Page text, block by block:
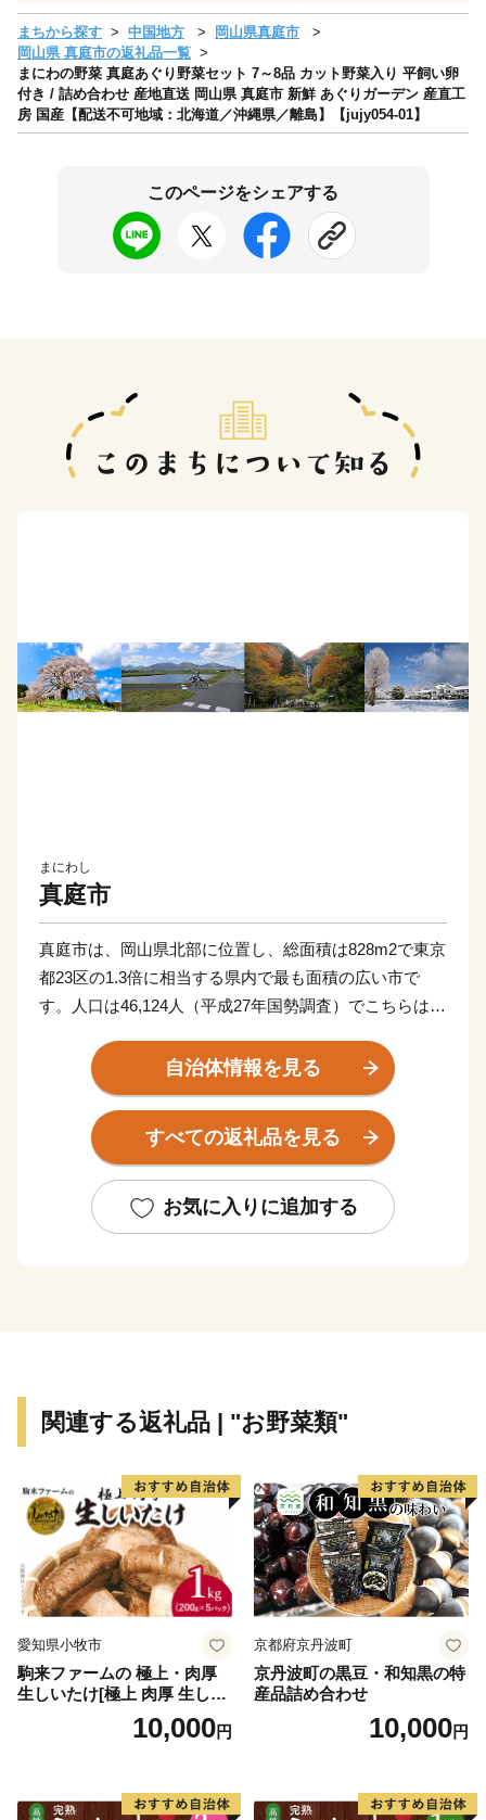
まちから探す 中国地方
岡山県真庭市
岡山県 真庭市の返礼品一覧
まにわの野菜 真庭あぐり野菜セット 7～8品 カット野菜入り 平飼い卵
付き / 詰め合わせ 産地直送 岡山県 真庭市 新鮮 あぐりガーデン 産直工
房 国産【配送不可地域：北海道／沖縄県／離島】【jujy054-01】
このページをシェアする
まにわし
真庭市
真庭市は、岡山県北部に位置し、総面積は828m2で東京
都23区の1.3倍に相当する県内で最も面積の広い市で
す。人口は46,124人（平成27年国勢調査）でこちらは東
市内には「蒜山高原」「湯原温泉郷」をはじめとする豊
かな自然や「旧遷喬尋常小学校」「勝山町並み保存地
区」といった豊富な歴史遺産や観光資源があり多くの観
光客で賑わっています。
を木質バイオマス発電所の燃料として活用するなど、こ
れまで価値の無かった資源を生かし、経済を循環させる
自治体情報を見る
すべての返礼品を見る
お気に入りに追加する
関連する返礼品 | "お野菜類"
愛知県小牧市
駒来ファームの 極上・肉厚
生しいたけ[極上 肉厚 生しい
たけ 生シイタケ 生椎茸 安心
安全 国産 採れたて 新鮮 きの
10,000円
京都府京丹波町
京丹波町の黒豆・和知黒の特
産品詰め合わせ
10,000円